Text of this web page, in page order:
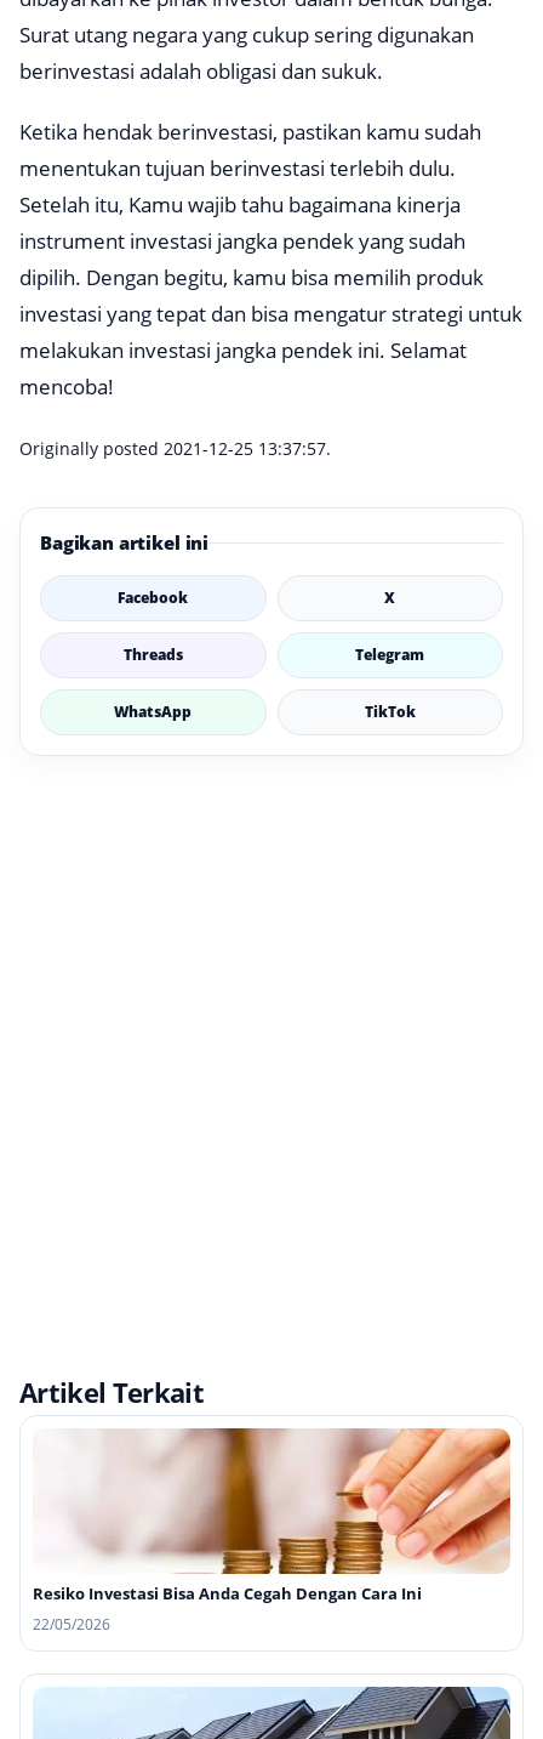
Surat utang negara yang cukup sering digunakan
berinvestasi adalah obligasi dan sukuk.
Ketika hendak berinvestasi, pastikan kamu sudah
menentukan tujuan berinvestasi terlebih dulu.
Setelah itu, Kamu wajib tahu bagaimana kinerja
instrument investasi jangka pendek yang sudah
dipilih. Dengan begitu, kamu bisa memilih produk
investasi yang tepat dan bisa mengatur strategi untuk
melakukan investasi jangka pendek ini. Selamat
mencoba!
Originally posted 2021-12-25 13:37:57.
Bagikan artikel ini
Facebook X
Threads Telegram
WhatsApp TikTok
Artikel Terkait
Resiko Investasi Bisa Anda Cegah Dengan Cara Ini
22/05/2026